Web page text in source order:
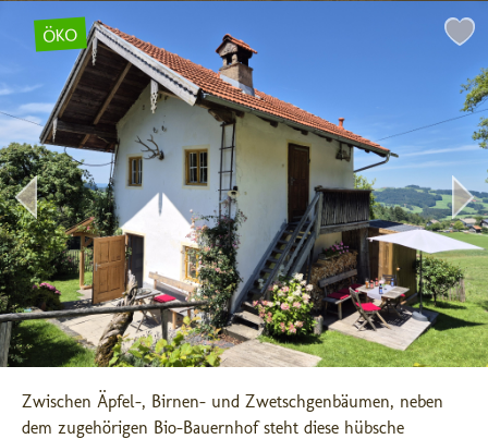
ÖKO
Zwischen Äpfel-, Birnen- und Zwetschgenbäumen, neben
dem zugehörigen Bio-Bauernhof steht diese hübsche